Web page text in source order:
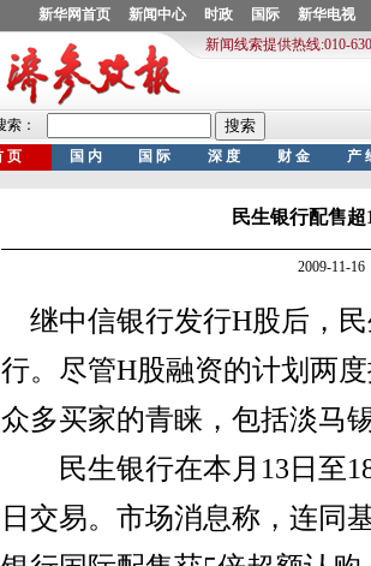
民生银行配售
2009-11-
继中信银行发行H股后，
行。尽管H股融资的计划两
众多买家的青睐，包括淡马
民生银行在本月13日至18
日交易。市场消息称，连同